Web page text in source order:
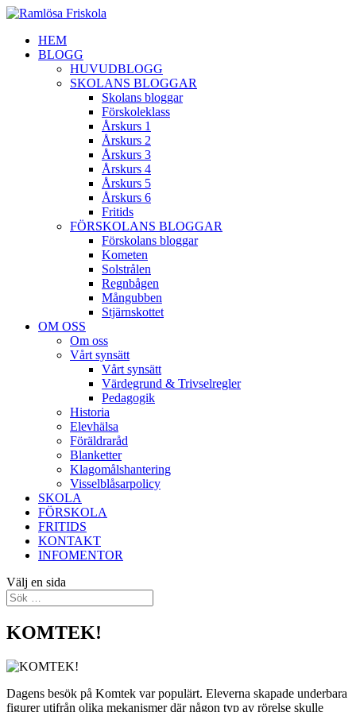
HEM
BLOGG
HUVUDBLOGG
SKOLANS BLOGGAR
Skolans bloggar
Förskoleklass
Årskurs 1
Årskurs 2
Årskurs 3
Årskurs 4
Årskurs 5
Årskurs 6
Fritids
FÖRSKOLANS BLOGGAR
Förskolans bloggar
Kometen
Solstrålen
Regnbågen
Mångubben
Stjärnskottet
OM OSS
Om oss
Vårt synsätt
Vårt synsätt
Värdegrund & Trivselregler
Pedagogik
Historia
Elevhälsa
Föräldraråd
Blanketter
Klagomålshantering
Visselblåsarpolicy
SKOLA
FÖRSKOLA
FRITIDS
KONTAKT
INFOMENTOR
Välj en sida
KOMTEK!
Dagens besök på Komtek var populärt. Eleverna skapade underbara
figurer utifrån olika mekanismer där någon typ av rörelse skulle